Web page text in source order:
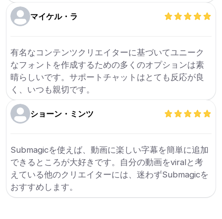
マイケル・ラ
有名なコンテンツクリエイターに基づいてユニーク
なフォントを作成するための多くのオプションは素
晴らしいです。サポートチャットはとても反応が良
く、いつも親切です。
ショーン・ミンツ
Submagicを使えば、動画に楽しい字幕を簡単に追加
できるところが大好きです。自分の動画をviralと考
えている他のクリエイターには、迷わずSubmagicを
おすすめします。